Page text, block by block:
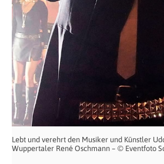
Lebt und verehrt den Musiker und Künstler
Wuppertaler René Oschmann – © Eventfoto